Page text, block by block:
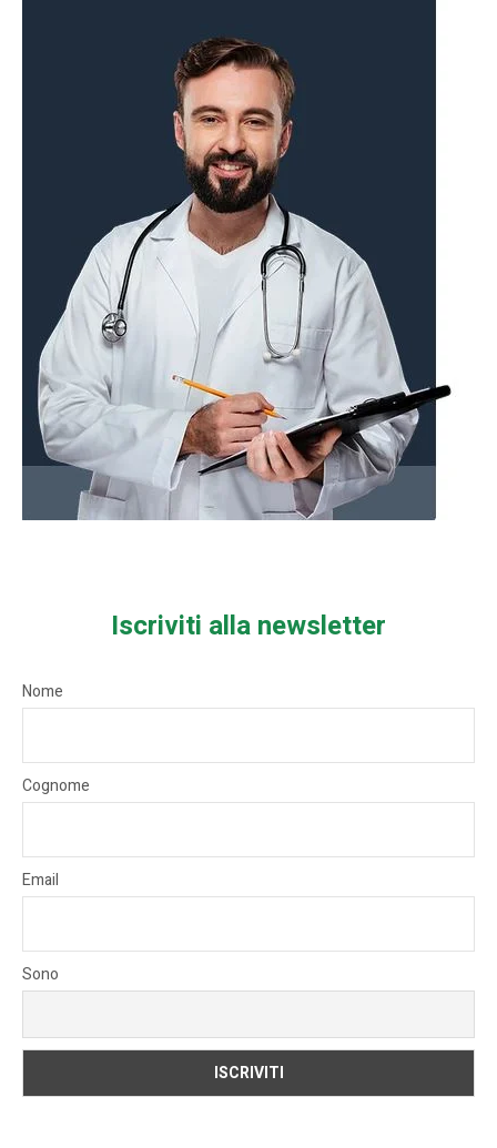
Iscriviti alla newsletter
Nome
Cognome
Email
Sono